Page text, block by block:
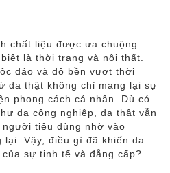
chất liệu được ưa chuộng
là thời trang và nội thất.
đáo và độ bền vượt thời
da thật không chỉ mang lại sự
phong cách cá nhân. Dù có
da công nghiệp, da thật vẫn
tiêu dùng nhờ vào
lại. Vậy, điều gì đã khiến da
sự tinh tế và đẳng cấp?